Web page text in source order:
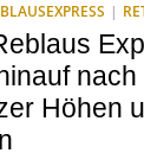
Höhen